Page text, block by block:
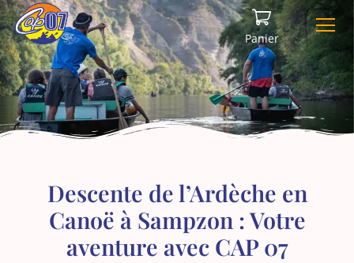
Panier
Descente de l’Ardèche en
Canoë à Sampzon : Votre
aventure avec CAP 07
Panneau de gestion des cookies